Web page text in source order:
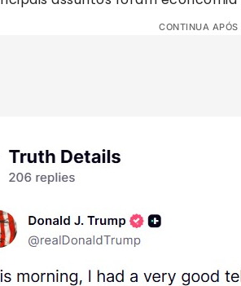
CONTINUA